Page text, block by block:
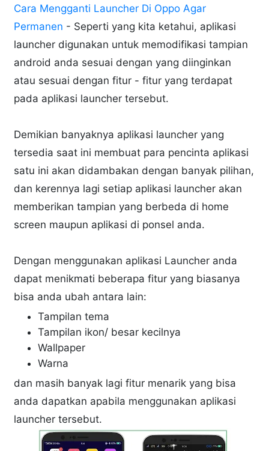
Cara Mengganti Launcher Di Oppo Agar
Permanen - Seperti yang kita ketahui, aplikasi
launcher digunakan untuk memodifikasi tampian
android anda sesuai dengan yang diinginkan
atau sesuai dengan fitur - fitur yang terdapat
pada aplikasi launcher tersebut.
Demikian banyaknya aplikasi launcher yang
tersedia saat ini membuat para pencinta aplikasi
satu ini akan didambakan dengan banyak pilihan,
dan kerennya lagi setiap aplikasi launcher akan
memberikan tampian yang berbeda di home
screen maupun aplikasi di ponsel anda.
Dengan menggunakan aplikasi Launcher anda
dapat menikmati beberapa fitur yang biasanya
bisa anda ubah antara lain:
Tampilan tema
Tampilan ikon/ besar kecilnya
Wallpaper
Warna
dan masih banyak lagi fitur menarik yang bisa
anda dapatkan apabila menggunakan aplikasi
launcher tersebut.